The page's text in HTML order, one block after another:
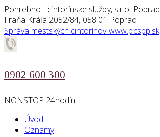
Pohrebno - cintorínske služby, s.r.o. Poprad
Fraňa Kráľa 2052/84, 058 01 Poprad
Správa mestských cintorínovwww.pcspp.sk
0902 600 300
NONSTOP 24hodín
Úvod
Oznamy